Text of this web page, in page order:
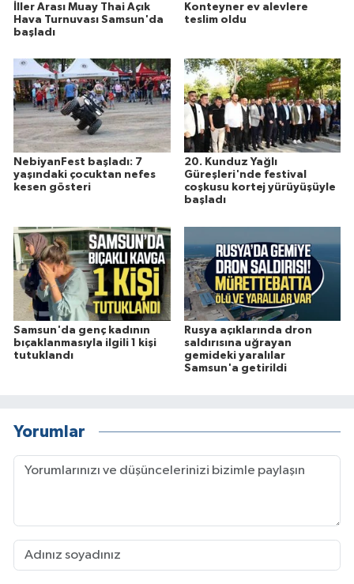
İller Arası Muay Thai Açık
Hava Turnuvası Samsun'da
başladı
Konteyner ev alevlere
teslim oldu
NebiyanFest başladı: 7
yaşındaki çocuktan nefes
kesen gösteri
20. Kunduz Yağlı
Güreşleri'nde festival
coşkusu kortej yürüyüşüyle
başladı
Samsun'da genç kadının
bıçaklanmasıyla ilgili 1 kişi
tutuklandı
Rusya açıklarında dron
saldırısına uğrayan
gemideki yaralılar
Samsun'a getirildi
Yorumlar